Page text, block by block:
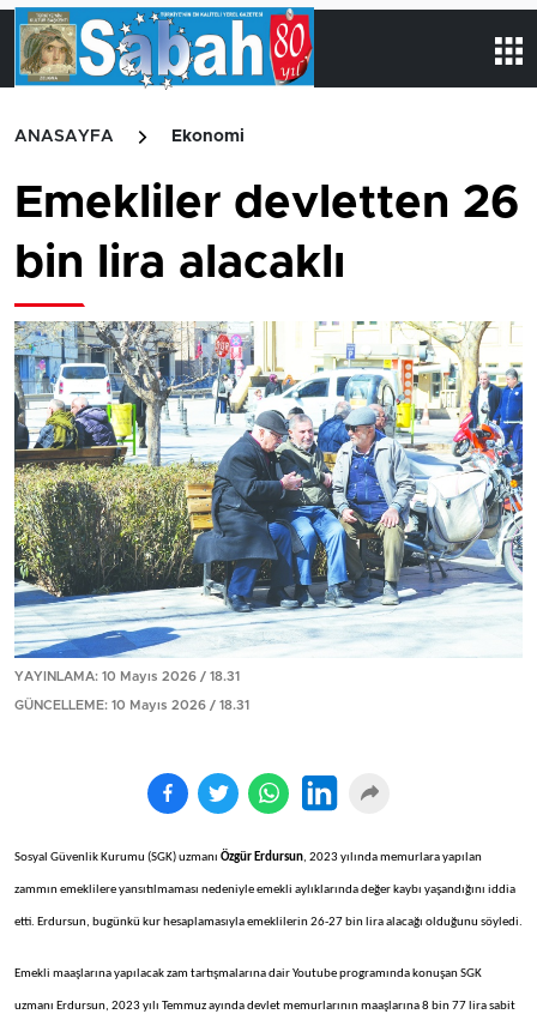
ANASAYFA Ekonomi
Emekliler devletten 26
bin lira alacaklı
YAYINLAMA: 10 Mayıs 2026 / 18.31
GÜNCELLEME: 10 Mayıs 2026 / 18.31
Sosyal Güvenlik Kurumu (SGK) uzmanı Özgür Erdursun, 2023 yılında memurlara yapılan
zammın emeklilere yansıtılmaması nedeniyle emekli aylıklarında değer kaybı yaşandığını iddia
etti. Erdursun, bugünkü kur hesaplamasıyla emeklilerin 26-27 bin lira alacağı olduğunu söyledi.
Emekli maaşlarına yapılacak zam tartışmalarına dair Youtube programında konuşan SGK
uzmanı Erdursun, 2023 yılı Temmuz ayında devlet memurlarının maaşlarına 8 bin 77 lira sabit